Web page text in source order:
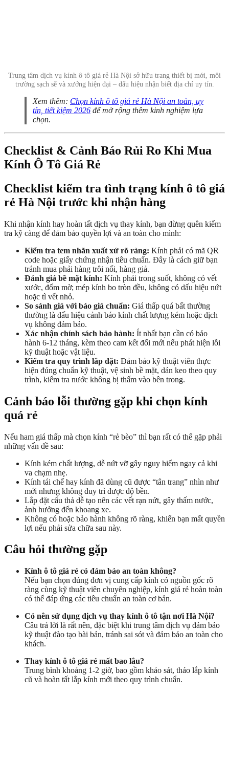
Trung tâm dịch vụ kính ô tô giá rẻ Hà Nội sở hữu trang thiết bị mới, môi
trường sạch sẽ và xưởng hiện đại – dấu hiệu nhận biết địa chỉ uy tín.
Xem thêm: Chọn kính ô tô giá rẻ Hà Nội an toàn, uy
tín, tiết kiệm 2026 để mở rộng thêm kinh nghiệm lựa
chọn.
Checklist & Cảnh Báo Rủi Ro Khi Mua
Kính Ô Tô Giá Rẻ
Checklist kiểm tra tình trạng kính ô tô giá
rẻ Hà Nội trước khi nhận hàng
Khi nhận kính hay hoàn tất dịch vụ thay kính, bạn đừng quên kiểm
tra kỹ càng để đảm bảo quyền lợi và an toàn cho mình:
Kiểm tra tem nhãn xuất xứ rõ ràng: Kính phải có mã QR
code hoặc giấy chứng nhận tiêu chuẩn. Đây là cách giữ bạn
tránh mua phải hàng trôi nổi, hàng giả.
Đánh giá bề mặt kính: Kính phải trong suốt, không có vết
xước, đốm mờ; mép kính bo tròn đều, không có dấu hiệu nứt
hoặc tì vết nhỏ.
So sánh giá với báo giá chuẩn: Giá thấp quá bất thường
thường là dấu hiệu cảnh báo kính chất lượng kém hoặc dịch
vụ không đảm bảo.
Xác nhận chính sách bảo hành: Ít nhất bạn cần có bảo
hành 6-12 tháng, kèm theo cam kết đổi mới nếu phát hiện lỗi
kỹ thuật hoặc vật liệu.
Kiểm tra quy trình lắp đặt: Đảm bảo kỹ thuật viên thực
hiện đúng chuẩn kỹ thuật, vệ sinh bề mặt, dán keo theo quy
trình, kiểm tra nước không bị thấm vào bên trong.
Cảnh báo lỗi thường gặp khi chọn kính
quá rẻ
Nếu ham giá thấp mà chọn kính “rẻ bèo” thì bạn rất có thể gặp phải
những vấn đề sau:
Kính kém chất lượng, dễ nứt vỡ gây nguy hiểm ngay cả khi
va chạm nhẹ.
Kính tái chế hay kính đã dùng cũ được “tân trang” nhìn như
mới nhưng không duy trì được độ bền.
Lắp đặt cẩu thả dễ tạo nên các vết rạn nứt, gây thấm nước,
ảnh hưởng đến khoang xe.
Không có hoặc bảo hành không rõ ràng, khiến bạn mất quyền
lợi nếu phải sửa chữa sau này.
Câu hỏi thường gặp
Kính ô tô giá rẻ có đảm bảo an toàn không?
Nếu bạn chọn đúng đơn vị cung cấp kính có nguồn gốc rõ
ràng cùng kỹ thuật viên chuyên nghiệp, kính giá rẻ hoàn toàn
có thể đáp ứng các tiêu chuẩn an toàn cơ bản.
Có nên sử dụng dịch vụ thay kính ô tô tận nơi Hà Nội?
Câu trả lời là rất nên, đặc biệt khi trung tâm dịch vụ đảm bảo
kỹ thuật đào tạo bài bản, tránh sai sót và đảm bảo an toàn cho
khách.
Thay kính ô tô giá rẻ mất bao lâu?
Trung bình khoảng 1-2 giờ, bao gồm khảo sát, tháo lắp kính
cũ và hoàn tất lắp kính mới theo quy trình chuẩn.